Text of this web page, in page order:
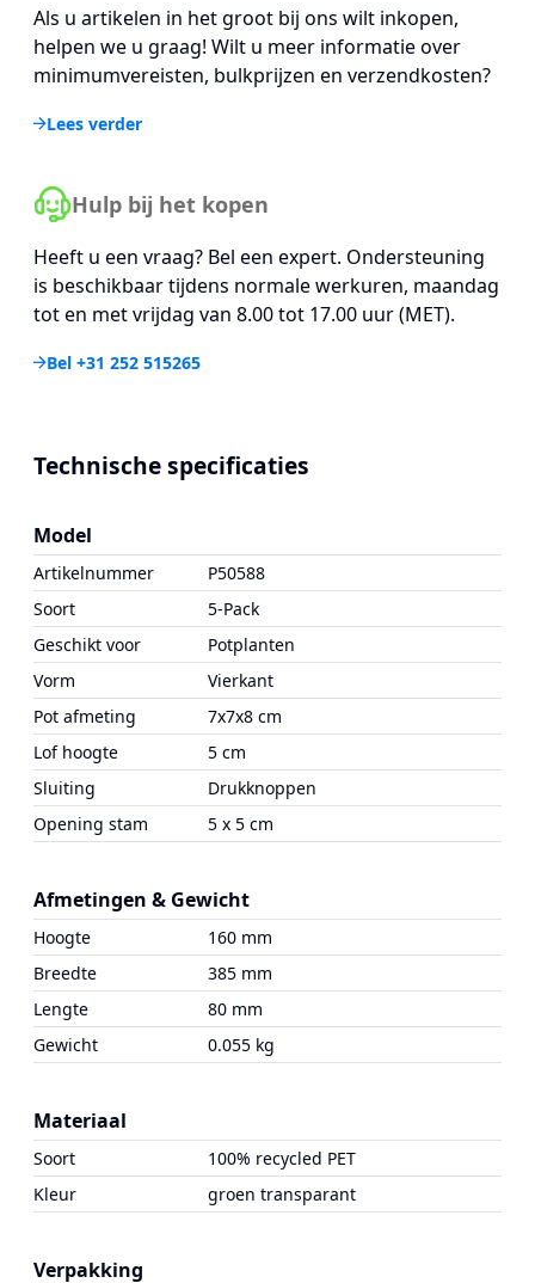
Als u artikelen in het groot bij ons wilt inkopen,
helpen we u graag! Wilt u meer informatie over
minimumvereisten, bulkprijzen en verzendkosten?
Lees verder
Hulp bij het kopen
Heeft u een vraag? Bel een expert. Ondersteuning
is beschikbaar tijdens normale werkuren, maandag
tot en met vrijdag van 8.00 tot 17.00 uur (MET).
Bel +31 252 515265
Technische specificaties
Model
Artikelnummer
P50588
Soort
5-Pack
Geschikt voor
Potplanten
Vorm
Vierkant
Pot afmeting
7x7x8 cm
Lof hoogte
5 cm
Sluiting
Drukknoppen
Opening stam
5 x 5 cm
Afmetingen & Gewicht
Hoogte
160 mm
Breedte
385 mm
Lengte
80 mm
Gewicht
0.055 kg
Materiaal
Soort
100% recycled PET
Kleur
groen transparant
Verpakking